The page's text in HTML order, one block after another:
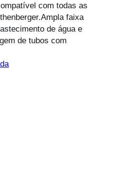
com todas as
faixa
de água e
de tubos com